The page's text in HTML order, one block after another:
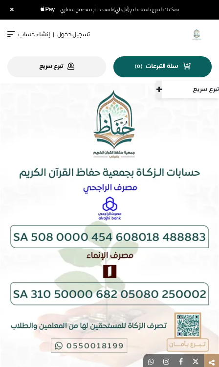
يمكنك التبرع باستخدام (أبل باي) باستخدام متصفح سفاري ×
تبرع سريع
تسجيل دخول | إنشاء حساب
سلة التبرعات (
0
) تبرع سريع